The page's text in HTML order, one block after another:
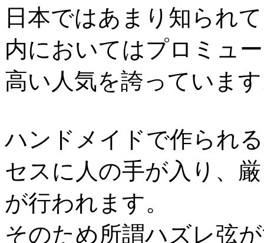
日本ではあまり知られ
内においてはプロミュ
高い人気を誇っていま
ハンドメイドで作られ
セスに人の手が入り、
が行われます。
そのため所謂ハズレ弦